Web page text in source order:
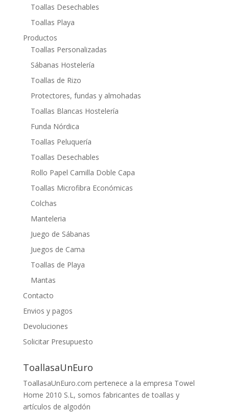
Toallas Desechables
Toallas Playa
Productos
Toallas Personalizadas
Sábanas Hostelería
Toallas de Rizo
Protectores, fundas y almohadas
Toallas Blancas Hostelería
Funda Nórdica
Toallas Peluquería
Toallas Desechables
Rollo Papel Camilla Doble Capa
Toallas Microfibra Económicas
Colchas
Manteleria
Juego de Sábanas
Juegos de Cama
Toallas de Playa
Mantas
Contacto
Envios y pagos
Devoluciones
Solicitar Presupuesto
ToallasaUnEuro
ToallasaUnEuro.com pertenece a la empresa Towel
Home 2010 S.L, somos fabricantes de toallas y
artículos de algodón